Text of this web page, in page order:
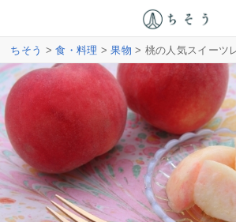
ちそう >食・料理 >果物 > 桃の人気スイーツ